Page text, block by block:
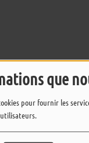
que
pour fournir les